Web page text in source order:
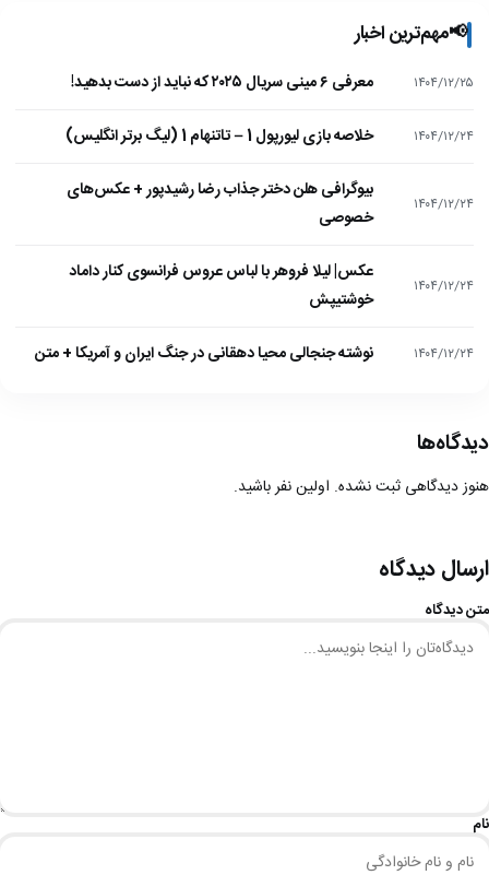
📢مهم‌ترین اخبار
۱۴۰۴/۱۲/۲۵ معرفی ۶ مینی سریال ۲۰۲۵ که نباید از دست بدهید!
۱۴۰۴/۱۲/۲۴ خلاصه بازی لیورپول 1 – تاتنهام 1 (لیگ برتر انگلیس)
۱۴۰۴/۱۲/۲۴
بیوگرافی هلن دختر جذاب رضا رشیدپور + عکس‌های
خصوصی
۱۴۰۴/۱۲/۲۴
عکس| لیلا فروهر با لباس عروس فرانسوی کنار داماد
خوشتیپش
۱۴۰۴/۱۲/۲۴ نوشته جنجالی محیا دهقانی در جنگ ایران و آمریکا + متن
دیدگاه‌ها
هنوز دیدگاهی ثبت نشده. اولین نفر باشید.
ارسال دیدگاه
متن دیدگاه
نام